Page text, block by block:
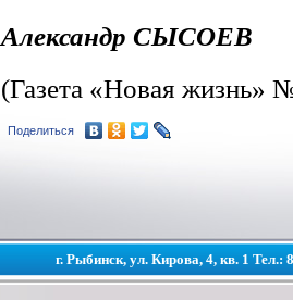
Александр СЫСОЕВ
(Газета «Новая жизнь»
Поделиться
г. Рыбинск, ул. Кирова, 4, кв. 1 Тел.: